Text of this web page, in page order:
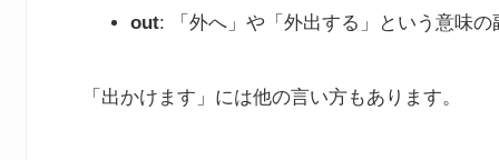
out: 「外へ」や「外出する」という意味の
「出かけます」には他の言い方もあります。